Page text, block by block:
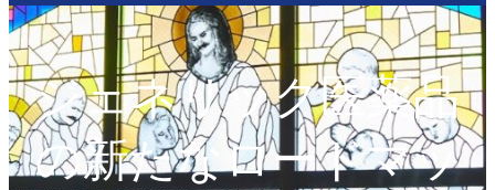
ッ
プ
r
c
h
ジェネリック医薬品
の新たなロードマッ